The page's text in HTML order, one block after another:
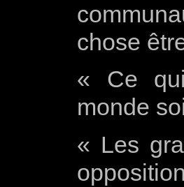
chose
« Ce
monde
« Les